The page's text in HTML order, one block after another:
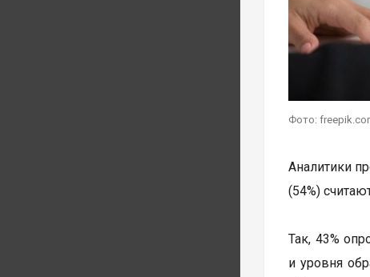
Фото:
Аналитики
(54%)
Так, 43%
и уровня